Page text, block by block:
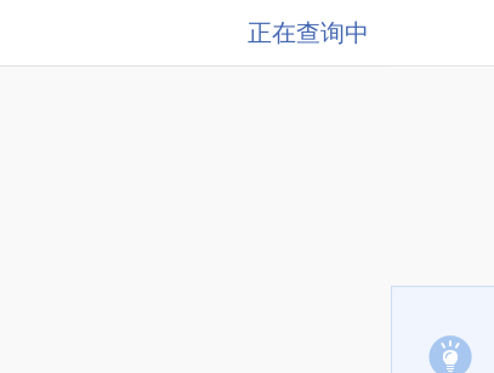
正在查询中